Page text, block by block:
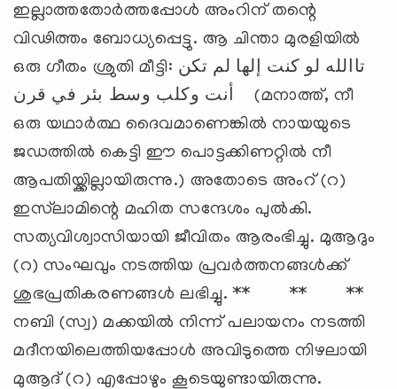
ഇല്ലാത്തതോര്‍ത്തപ്പോള്‍ അംറിന് തന്റെ
വിഢിത്തം ബോധ്യപ്പെട്ടു. ആ ചിന്താ മുരളിയില്‍
ഒരു ഗീതം ശ്രുതി മീട്ടി: تاالله لو كنت إلها لم تكن
أنت وكلب وسط بئر في قرن (മനാത്ത്, നീ
ഒരു യഥാര്‍ത്ഥ ദൈവമാണെങ്കില്‍ നായയുടെ
ജഡത്തില്‍ കെട്ടി ഈ പൊട്ടക്കിണറ്റില്‍ നീ
ആപതിയ്ക്കില്ലായിരുന്നു.) അതോടെ അംറ് (റ)
ഇസ്‍ലാമിന്റെ മഹിത സന്ദേശം പുല്‍കി.
സത്യവിശ്വാസിയായി ജീവിതം ആരംഭിച്ചു. മുആദും
(റ) സംഘവും നടത്തിയ പ്രവര്‍ത്തനങ്ങള്‍ക്ക്
ശുഭപ്രതികരണങ്ങള്‍ ലഭിച്ചു. ** ** **
നബി (സ്വ) മക്കയില്‍ നിന്ന് പലായനം നടത്തി
മദീനയിലെത്തിയപ്പോള്‍ അവിടുത്തെ നിഴലായി
മുആദ് (റ) എപ്പോഴും കൂടെയുണ്ടായിരുന്നു.